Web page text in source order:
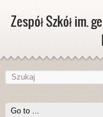
Zespół Szkół im.